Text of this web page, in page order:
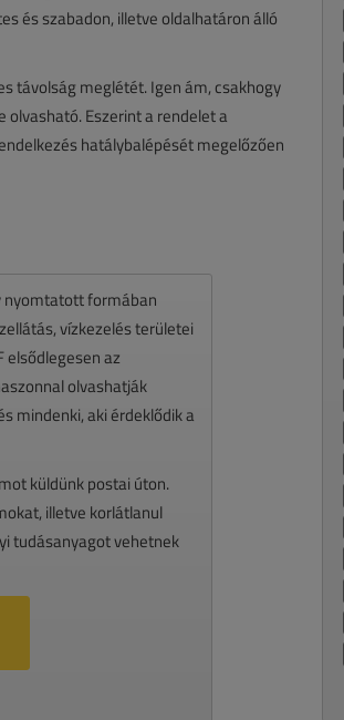
és szabadon, illetve oldalhatáron álló
távolság meglétét. Igen ám, csakhogy
Eszerint a rendelet a
hatálybalépését megelőzően
nyomtatott formában
vízkezelés területei
az
olvashatják
mindenki, aki érdeklődik a
küldünk postai úton.
illetve korlátlanul
tudásanyagot vehetnek